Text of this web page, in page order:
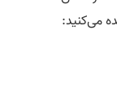
می‌کنید: